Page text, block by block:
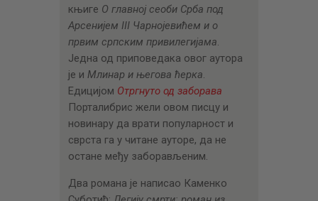
књиге О главној сеоби Срба под
Арсенијем IIIЧарнојевићем и о
првим српским привилегијама.
Једна од приповедака овог аутора
је и Млинар и његова ћерка.
Едицијом Отргнуто од заборава
Порталибрис жели овом писцу и
новинару да врати популарност и
сврста га у читане ауторе, да не
остане међу заборављеним.
Два романа је написао Каменко